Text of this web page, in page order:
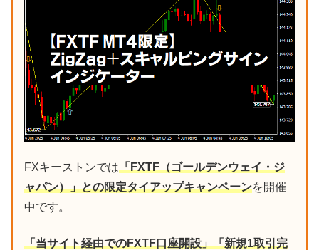
FXキーストンでは「FXTF（ゴールデンウェイ・ジ
ャパン）」との限定タイアップキャンペーンを開催
中です。
「当サイト経由でのFXTF口座開設」「新規1取引完